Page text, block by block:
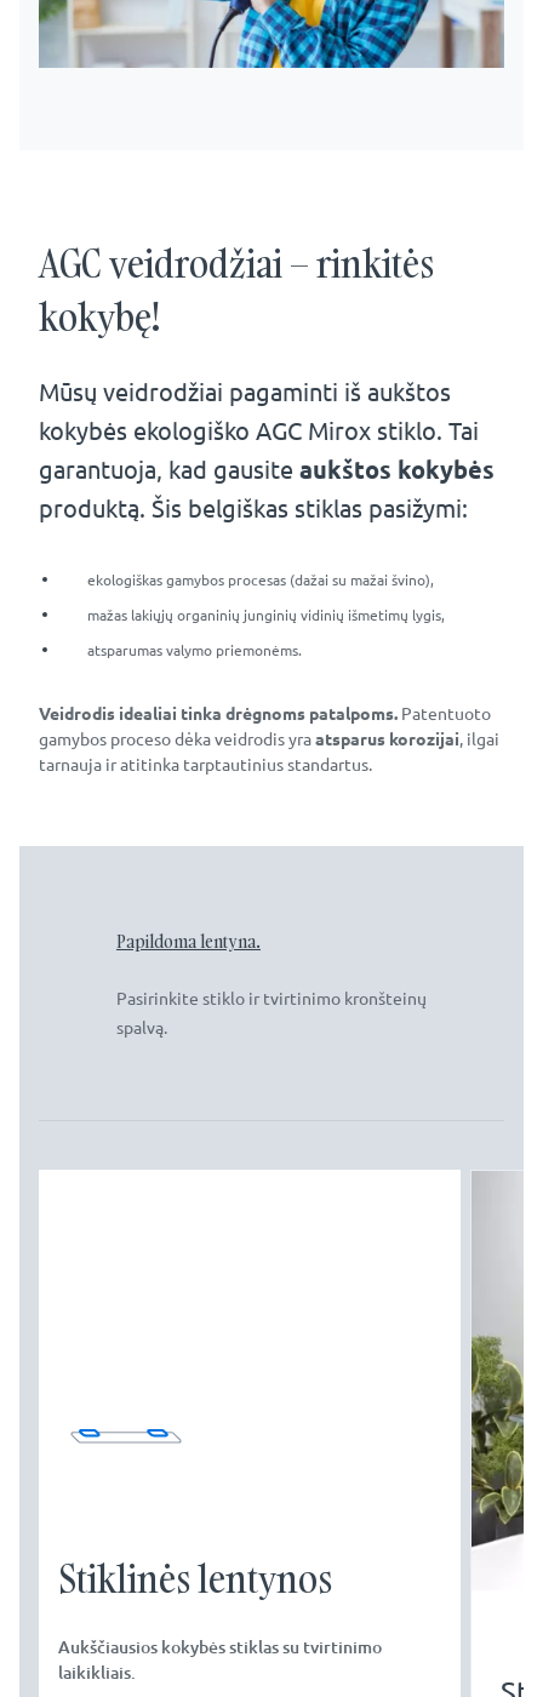
AGC veidrodžiai – rinkitės
kokybę!
Mūsų veidrodžiai pagaminti iš aukštos
kokybės ekologiško AGC Mirox stiklo. Tai
garantuoja, kad gausite aukštos kokybės
produktą. Šis belgiškas stiklas pasižymi:
ekologiškas gamybos procesas (dažai su mažai švino),
mažas lakiųjų organinių junginių vidinių išmetimų lygis,
atsparumas valymo priemonėms.
Veidrodis idealiai tinka drėgnoms patalpoms. Patentuoto
gamybos proceso dėka veidrodis yraatsparus korozijai, ilgai
tarnauja ir atitinka tarptautinius standartus.
Papildoma lentyna.
Pasirinkite stiklo ir tvirtinimo kronšteinų
spalvą.
Stiklinės lentynos
Aukščiausios kokybės stiklas su tvirtinimo
laikikliais.